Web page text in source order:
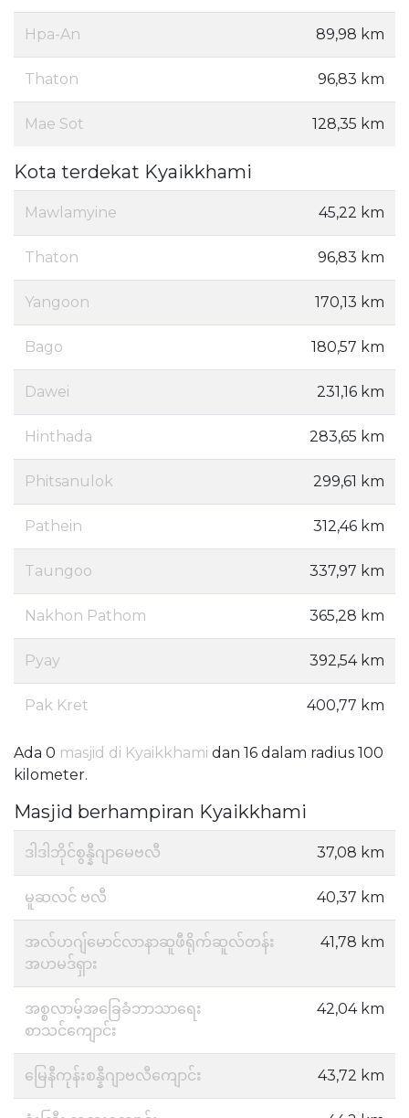
Hpa-An 89,98 km
Thaton 96,83 km
Mae Sot 128,35 km
Kota terdekat Kyaikkhami
Mawlamyine 45,22 km
Thaton 96,83 km
Yangoon 170,13 km
Bago 180,57 km
Dawei 231,16 km
Hinthada 283,65 km
Phitsanulok 299,61 km
Pathein 312,46 km
Taungoo 337,97 km
Nakhon Pathom 365,28 km
Pyay 392,54 km
Pak Kret 400,77 km
Ada 0 masjid di Kyaikkhami dan 16 dalam radius 100
kilometer.
Masjid berhampiran Kyaikkhami
ဒါဒါဘိုင်စွန္နီဂျာမေဗလီ 37,08 km
မူဆလင် ဗလီ 40,37 km
အလ်ဟဂျ်မောင်လာနာဆူဖီရိုက်ဆူလ်တန်း
အဟမဒ်ရှား
41,78 km
အစ္စလာမ့်အခြေခံဘာသာရေး
စာသင်ကျောင်း
42,04 km
မြေနီကုန်းစန္နီဂျာဗလီကျောင်း 43,72 km